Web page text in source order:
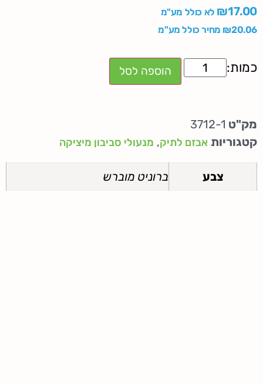
₪17.00
לא כולל מע"מ
₪20.06 מחיר כולל מע"מ
הוספה לסל
מק"ט 3712-1
קטגוריות אבזם לתיק, מנעולי סביבון מיציקה
צבע ברוניט מוברש